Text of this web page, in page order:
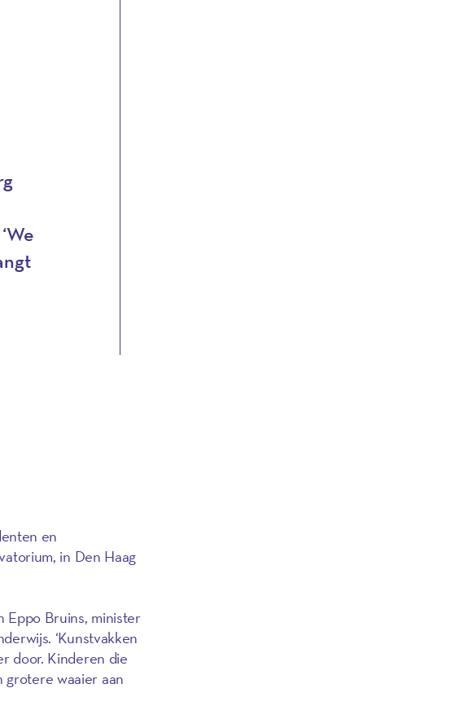
en
in Den Haag
Eppo Bruins, minister
‘Kunstvakken
door. Kinderen die
grotere waaier aan